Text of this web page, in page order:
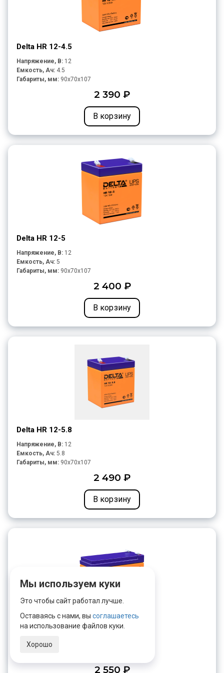
Delta HR 12-4.5
Напряжение, В: 12
Емкость, Ач: 4.5
Габариты, мм: 90x70x107
2 390 ₽
В корзину
Delta HR 12-5
Напряжение, В: 12
Емкость, Ач: 5
Габариты, мм: 90x70x107
2 400 ₽
В корзину
Delta HR 12-5.8
Напряжение, В: 12
Емкость, Ач: 5.8
Габариты, мм: 90x70x107
2 490 ₽
В корзину
Емкость, Ач:
2 550 ₽
Мы используем куки
Это чтобы сайт работал лучше.
Оставаясь с нами, вы соглашаетесь
на использование файлов куки.
Хорошо